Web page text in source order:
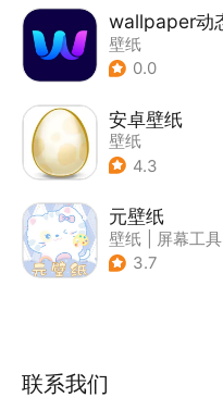
壁纸
0.0
安卓壁纸
壁纸
4.3
元壁纸
壁纸
屏幕工具
3.7
联系我们